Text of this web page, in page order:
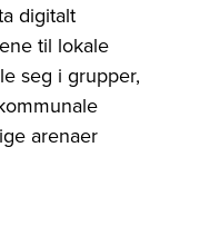
digitalt
til lokale
seg i grupper,
arenaer